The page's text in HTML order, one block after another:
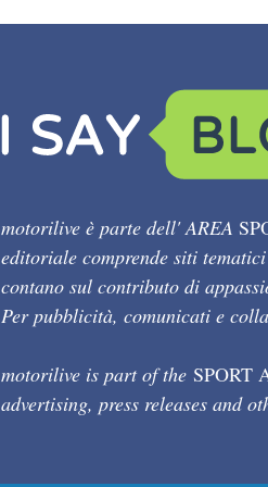
motorilive è parte dell' AREA
editoriale comprende siti
contano sul contributo di
Per pubblicità, comunicati e
motorilive is part of the SPORT
advertising, press releases and